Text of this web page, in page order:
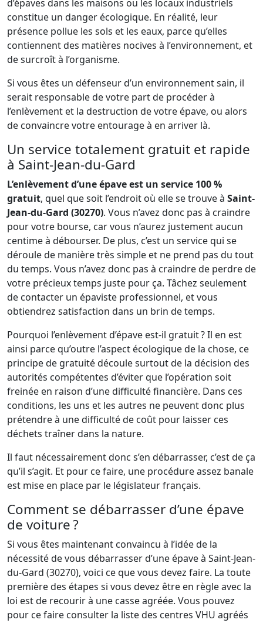
d’épaves dans les maisons ou les locaux industriels
constitue un danger écologique. En réalité, leur
présence pollue les sols et les eaux, parce qu’elles
contiennent des matières nocives à l’environnement, et
de surcroît à l’organisme.
Si vous êtes un défenseur d’un environnement sain, il
serait responsable de votre part de procéder à
l’enlèvement et la destruction de votre épave, ou alors
de convaincre votre entourage à en arriver là.
Un service totalement gratuit et rapide
à Saint-Jean-du-Gard
L’enlèvement d’une épave est un service 100 %
gratuit, quel que soit l’endroit où elle se trouve à Saint-
Jean-du-Gard (30270). Vous n’avez donc pas à craindre
pour votre bourse, car vous n’aurez justement aucun
centime à débourser. De plus, c’est un service qui se
déroule de manière très simple et ne prend pas du tout
du temps. Vous n’avez donc pas à craindre de perdre de
votre précieux temps juste pour ça. Tâchez seulement
de contacter un épaviste professionnel, et vous
obtiendrez satisfaction dans un brin de temps.
Pourquoi l’enlèvement d’épave est-il gratuit ? Il en est
ainsi parce qu’outre l’aspect écologique de la chose, ce
principe de gratuité découle surtout de la décision des
autorités compétentes d’éviter que l’opération soit
freinée en raison d’une difficulté financière. Dans ces
conditions, les uns et les autres ne peuvent donc plus
prétendre à une difficulté de coût pour laisser ces
déchets traîner dans la nature.
Il faut nécessairement donc s’en débarrasser, c’est de ça
qu’il s’agit. Et pour ce faire, une procédure assez banale
est mise en place par le législateur français.
Comment se débarrasser d’une épave
de voiture ?
Si vous êtes maintenant convaincu à l’idée de la
nécessité de vous débarrasser d’une épave à Saint-Jean-
du-Gard (30270), voici ce que vous devez faire. La toute
première des étapes si vous devez être en règle avec la
loi est de recourir à une casse agréée. Vous pouvez
pour ce faire consulter la liste des centres VHU agréés